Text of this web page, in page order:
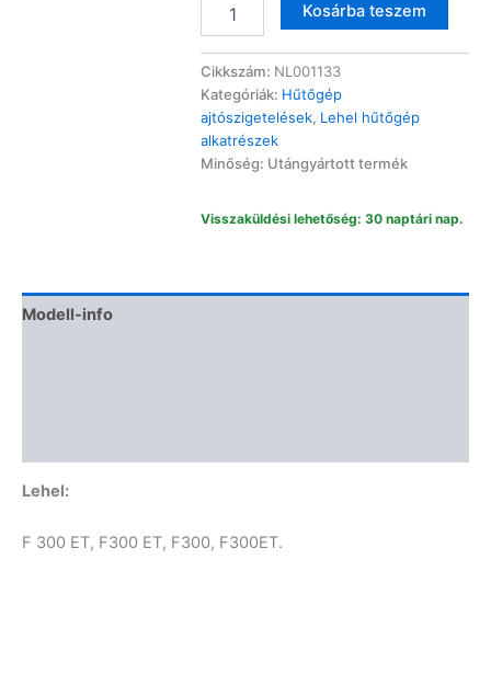
F300ET
ajtógumi
szigetelés
660x1280mm
mennyiség
Kosárba teszem
Cikkszám: NL001133
Kategóriák: Hűtőgép
ajtószigetelések, Lehel hűtőgép
alkatrészek
Minőség: Utángyártott termék
Visszaküldési lehetőség: 30 naptári nap.
Modell-info
Lehel:
F 300 ET, F300 ET, F300, F300ET.